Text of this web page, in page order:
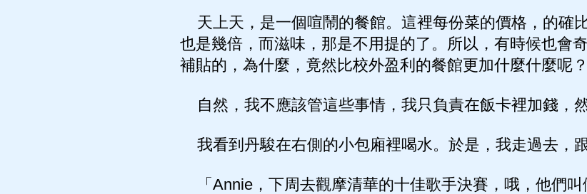
天上天，是一個喧鬧的餐館。這裡每份菜的價格，的確
也是幾倍，而滋味，那是不用提的了。所以，有時候也會
補貼的，為什麼，竟然比校外盈利的餐館更加什麼什麼呢？
自然，我不應該管這些事情，我只負責在飯卡裡加錢，然
我看到丹駿在右側的小包廂裡喝水。於是，我走過去，
「Annie，下周去觀摩清華的十佳歌手決賽，哦，他們